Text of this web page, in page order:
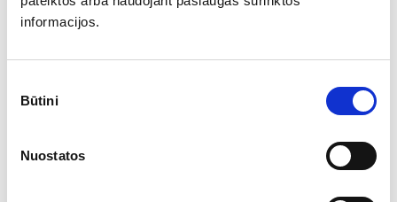
informacijos.
pasirinkimas
Būtini
Nuostatos
Atliekamos reguliarios mėnesinės fotosesijos,
socialinių tinklų kanalai turi dirbti asistuodami
Pradėta burti kavos tendencijomis besidominčių